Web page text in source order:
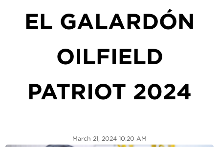
EL GALARDÓN
OILFIELD
PATRIOT 2024
March 21, 2024 10:20 AM